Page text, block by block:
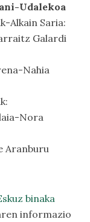
Udalekoa
Alkain Saria:
Galardi
Nahia
Nora
Aranburu
binaka
informazio